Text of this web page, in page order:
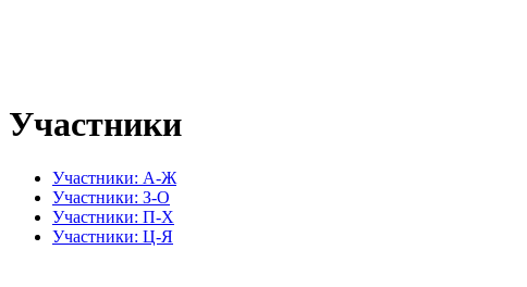
Участники
Участники: А-Ж
Участники: З-О
Участники: П-Х
Участники: Ц-Я